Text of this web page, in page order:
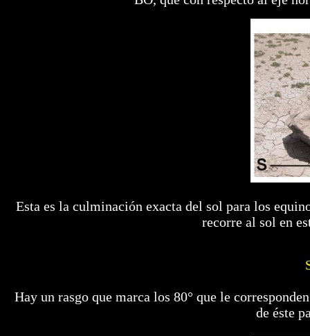
Esta es la culminación exacta del sol para los
recorre al sol en
Hay un rasgo que marca los 80° que le
de éste